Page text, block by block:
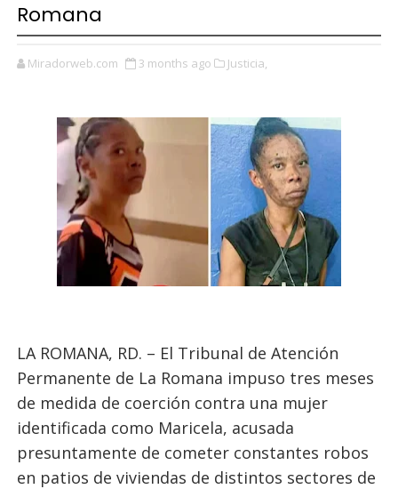
Romana
Miradorweb.com 3 months ago Justicia,
LA ROMANA, RD. – El Tribunal de Atención
Permanente de La Romana impuso tres meses
de medida de coerción contra una mujer
identificada como Maricela, acusada
presuntamente de cometer constantes robos
en patios de viviendas de distintos sectores de